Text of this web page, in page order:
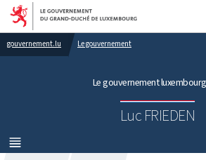
Aller au menu principal
Aller au contenu
gouvernement.lu Le gouvernement
Le gouvernement
Luc FRIEDEN
MENU
PRINCIPAL